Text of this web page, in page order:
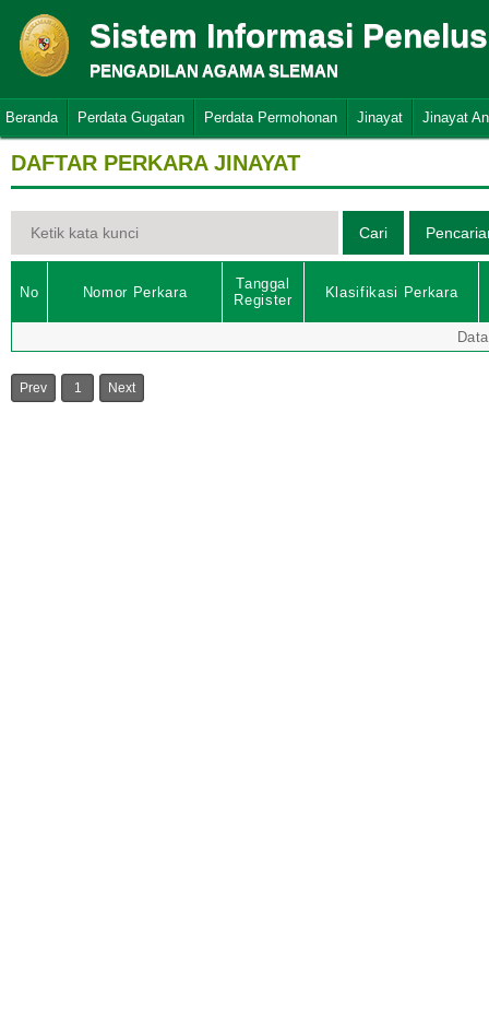
Sistem Informasi
PENGADILAN AGAMA SLEMAN
Beranda Perdata Gugatan Perdata Permohonan Jinayat Jinayat
DAFTAR PERKARA JINAYAT
No Nomor Perkara
Tanggal
Register
Klasifikasi Perkara
Prev 1 Next